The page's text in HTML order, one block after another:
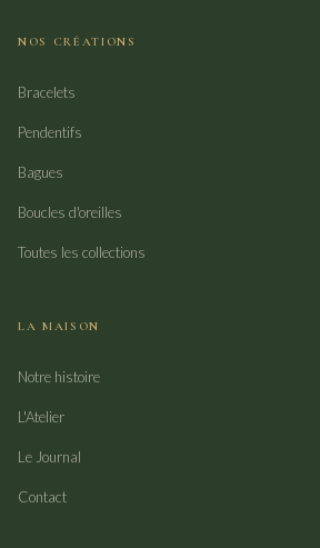
NOS CRÉATIONS
Bracelets
Pendentifs
Bagues
Boucles d'oreilles
Toutes les collections
LA MAISON
Notre histoire
L'Atelier
Le Journal
Contact